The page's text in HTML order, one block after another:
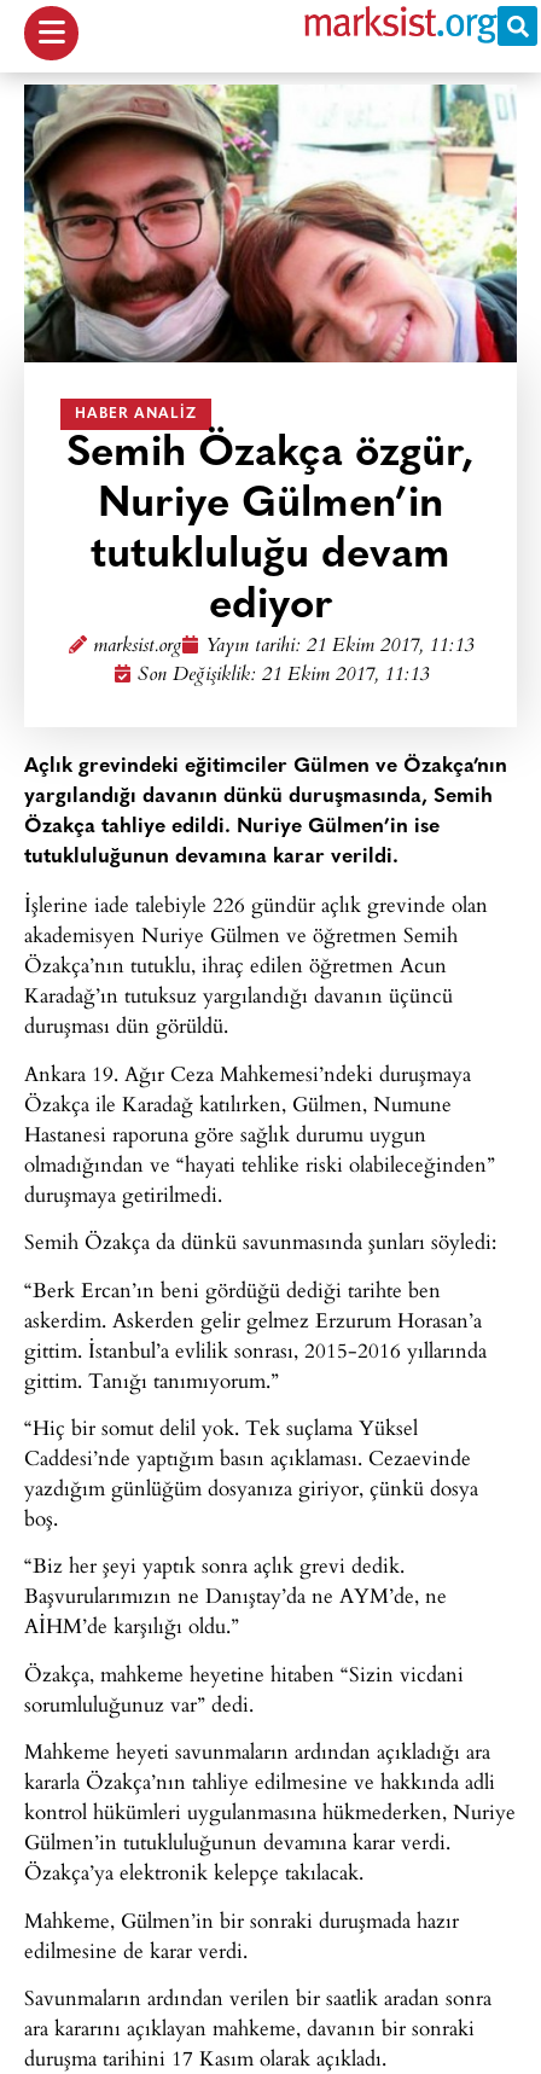
HABER ANALIZ
Semih Özakça özgür,
Nuriye Gülmen’in
tutukluluğu devam
ediyor
marksist.org Yayın tarihi: 21 Ekim 2017, 11:13
Son Değişiklik: 21 Ekim 2017, 11:13
Açlık grevindeki eğitimciler Gülmen ve Özakça’nın
yargılandığı davanın dünkü duruşmasında, Semih
Özakça tahliye edildi. Nuriye Gülmen’in ise
tutukluluğunun devamına karar verildi.
İşlerine iade talebiyle 226 gündür açlık grevinde olan
akademisyen Nuriye Gülmen ve öğretmen Semih
Özakça’nın tutuklu, ihraç edilen öğretmen Acun
Karadağ’ın tutuksuz yargılandığı davanın üçüncü
duruşması dün görüldü.
Ankara 19. Ağır Ceza Mahkemesi’ndeki duruşmaya
Özakça ile Karadağ katılırken, Gülmen, Numune
Hastanesi raporuna göre sağlık durumu uygun
olmadığından ve “hayati tehlike riski olabileceğinden”
duruşmaya getirilmedi.
Semih Özakça da dünkü savunmasında şunları söyledi:
“Berk Ercan’ın beni gördüğü dediği tarihte ben
askerdim. Askerden gelir gelmez Erzurum Horasan’a
gittim. İstanbul’a evlilik sonrası, 2015-2016 yıllarında
gittim. Tanığı tanımıyorum.”
“Hiç bir somut delil yok. Tek suçlama Yüksel
Caddesi’nde yaptığım basın açıklaması. Cezaevinde
yazdığım günlüğüm dosyanıza giriyor, çünkü dosya
boş.
“Biz her şeyi yaptık sonra açlık grevi dedik.
Başvurularımızın ne Danıştay’da ne AYM’de, ne
AİHM’de karşılığı oldu.”
Özakça, mahkeme heyetine hitaben “Sizin vicdani
sorumluluğunuz var” dedi.
Mahkeme heyeti savunmaların ardından açıkladığı ara
kararla Özakça’nın tahliye edilmesine ve hakkında adli
kontrol hükümleri uygulanmasına hükmederken, Nuriye
Gülmen’in tutukluluğunun devamına karar verdi.
Özakça’ya elektronik kelepçe takılacak.
Mahkeme, Gülmen’in bir sonraki duruşmada hazır
edilmesine de karar verdi.
Savunmaların ardından verilen bir saatlik aradan sonra
ara kararını açıklayan mahkeme, davanın bir sonraki
duruşma tarihini 17 Kasım olarak açıkladı.